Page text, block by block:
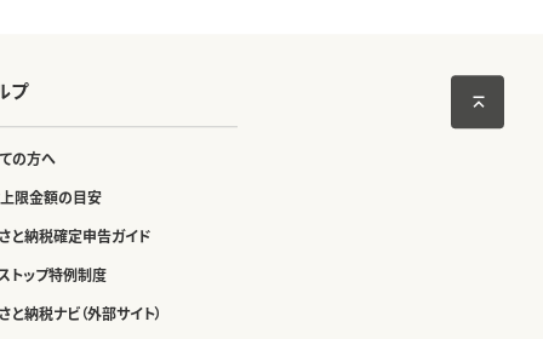
プ
の方へ
限金額の目安
と納税確定申告ガイド
トップ特例制度
と納税ナビ（外部サイト）